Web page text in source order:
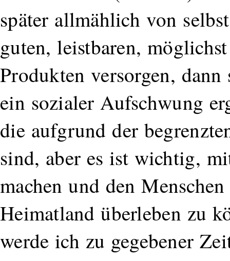
später allmählich von
guten, leistbaren,
Produkten versorgen,
ein sozialer Aufschwung
die aufgrund der
sind, aber es ist wichtig,
machen und den
Heimatland überleben zu
werde ich zu gegebener